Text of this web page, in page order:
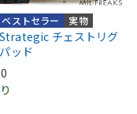
実物
ベストセラー
チェストリグ
ッド